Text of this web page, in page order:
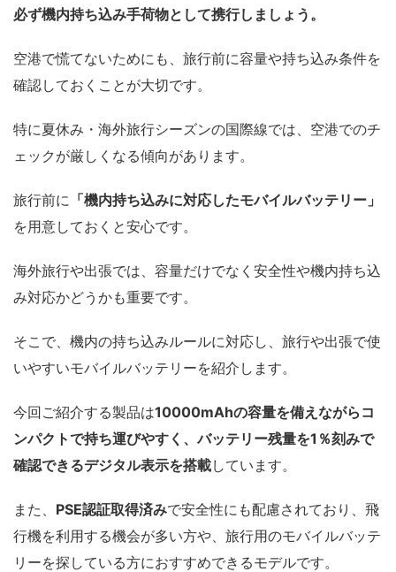
必ず機内持ち込み手荷物として携行しましょう。
空港で慌てないためにも、旅行前に容量や持ち込み条件を
確認しておくことが大切です。
特に夏休み・海外旅行シーズンの国際線では、空港でのチ
ェックが厳しくなる傾向があります。
旅行前に 「機内持ち込みに対応したモバイルバッテリー」
を用意しておくと安心です。
海外旅行や出張では、容量だけでなく安全性や機内持ち込
み対応かどうかも重要です。
そこで、機内の持ち込みルールに対応し、旅行や出張で使
いやすいモバイルバッテリーを紹介します。
今回ご紹介する製品は10000mAhの容量を備えながらコ
ンパクトで持ち運びやすく、バッテリー残量を1％刻みで
確認できるデジタル表示を搭載しています。
また、 PSE認証取得済みで安全性にも配慮されており、飛
行機を利用する機会が多い方や、旅行用のモバイルバッテ
リーを探している方におすすめできるモデルです。